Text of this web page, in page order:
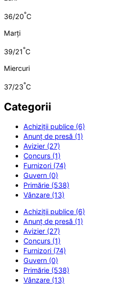
36/20°C
Marți
39/21°C
Miercuri
37/23°C
Categorii
Achiziții publice (6)
Anunț de presă (1)
Avizier (27)
Concurs (1)
Furnizori (74)
Guvern (0)
Primărie (538)
Vânzare (13)
Achiziții publice (6)
Anunț de presă (1)
Avizier (27)
Concurs (1)
Furnizori (74)
Guvern (0)
Primărie (538)
Vânzare (13)